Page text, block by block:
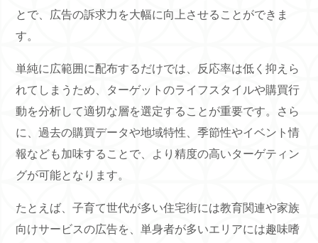
とで、広告の訴求力を大幅に向上させることができま
す。
単純に広範囲に配布するだけでは、反応率は低く抑えら
れてしまうため、ターゲットのライフスタイルや購買行
動を分析して適切な層を選定することが重要です。さら
に、過去の購買データや地域特性、季節性やイベント情
報なども加味することで、より精度の高いターゲティン
グが可能となります。
たとえば、子育て世代が多い住宅街には教育関連や家族
向けサービスの広告を、単身者が多いエリアには趣味嗜